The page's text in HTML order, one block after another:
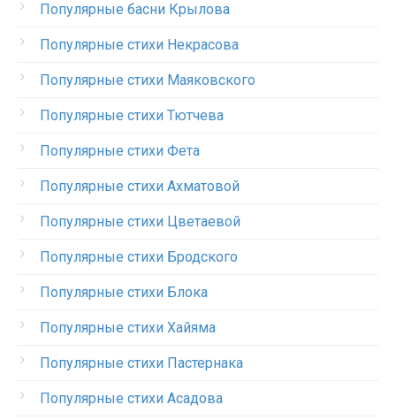
Популярные басни Крылова
Популярные стихи Некрасова
Популярные стихи Маяковского
Популярные стихи Тютчева
Популярные стихи Фета
Популярные стихи Ахматовой
Популярные стихи Цветаевой
Популярные стихи Бродского
Популярные стихи Блока
Популярные стихи Хайяма
Популярные стихи Пастернака
Популярные стихи Асадова